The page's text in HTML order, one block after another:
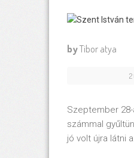
byTibor atya
Szeptember
számmal
jó volt újra látni